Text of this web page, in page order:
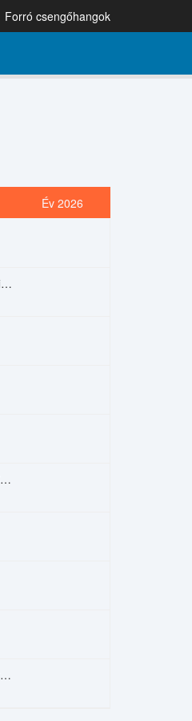
Forró csengőhangok
Év 2026
Le-Professionnel (Der Profi) – Chi Mai
Mindenki Táncol – Majka Curtis, Péter Majoros
Sara Perche Ti Amo – Ricchi E Poveri